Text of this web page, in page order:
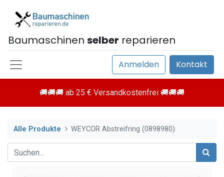
Baumaschinen selber reparieren
Anmelden Kontakt
🚚🚚🚚 ab 25 € Versandkostenfrei 🚚🚚🚚
Alle Produkte WEYCOR Abstreifring (0898980)